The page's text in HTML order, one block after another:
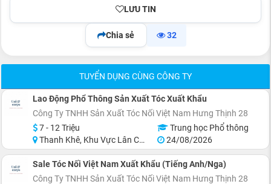
LƯU TIN
Chia sẻ 32
TUYỂN DỤNG CÙNG CÔNG TY
Lao Động Phổ Thông Sản Xuất Tóc Xuất Khẩu
Công Ty TNHH Sản Xuất Tóc Nối Việt Nam Hưng Thịnh 28
7 - 12 Triệu
Trung học Phổ thông
Thanh Khê, Khu Vực Lân Cận Đà Nẵng
24/08/2026
Sale Tóc Nối Việt Nam Xuất Khẩu (Tiếng Anh/Nga)
Công Ty TNHH Sản Xuất Tóc Nối Việt Nam Hưng Thịnh 28